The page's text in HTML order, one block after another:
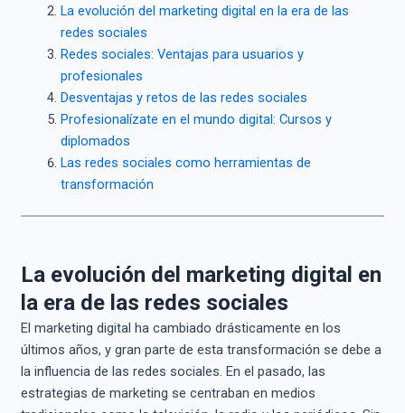
La evolución del marketing digital en la era de las
redes sociales
Redes sociales: Ventajas para usuarios y
profesionales
Desventajas y retos de las redes sociales
Profesionalízate en el mundo digital: Cursos y
diplomados
Las redes sociales como herramientas de
transformación
La evolución del marketing digital en
la era de las redes sociales
El marketing digital ha cambiado drásticamente en los
últimos años, y gran parte de esta transformación se debe a
la influencia de las redes sociales. En el pasado, las
estrategias de marketing se centraban en medios